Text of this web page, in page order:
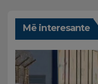
Më interesante